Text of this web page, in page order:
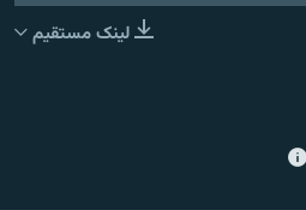
لینک مستقیم